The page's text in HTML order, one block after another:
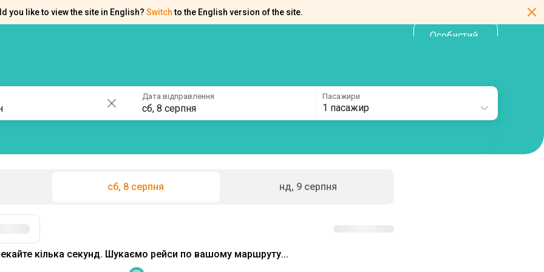
you like to view the site in English? Switch to the English version of the site.
Особистий
сб, 8 серпня нд, 9 серпня
кілька секунд. Шукаємо рейси по вашому маршруту...